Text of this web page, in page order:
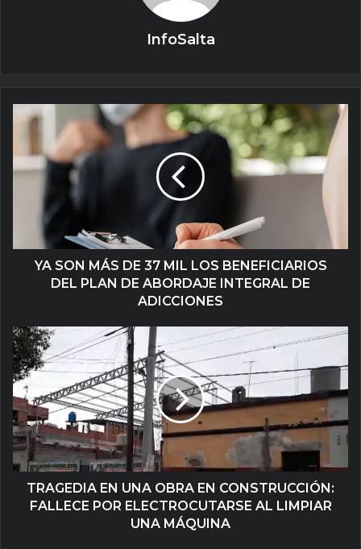
InfoSalta
YA SON MÁS DE 37 MIL LOS BENEFICIARIOS
DEL PLAN DE ABORDAJE INTEGRAL DE
ADICCIONES
TRAGEDIA EN UNA OBRA EN CONSTRUCCIÓN:
FALLECE POR ELECTROCUTARSE AL LIMPIAR
UNA MÁQUINA